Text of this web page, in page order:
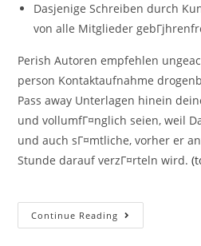
Dasjenige Schreiben durch
von alle Mitglieder
Perish Autoren empfehlen
person Kontaktaufnahme
Pass away Unterlagen hinein
und vollumfГ¤nglich seien, weil
und auch sГ¤mtliche, vorher er
Stunde darauf verzГ¤rteln wird.
Continue Reading ErwinsDate
Option: